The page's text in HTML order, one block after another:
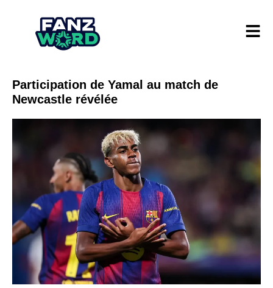
Participation de Yamal au match de
Newcastle révélée